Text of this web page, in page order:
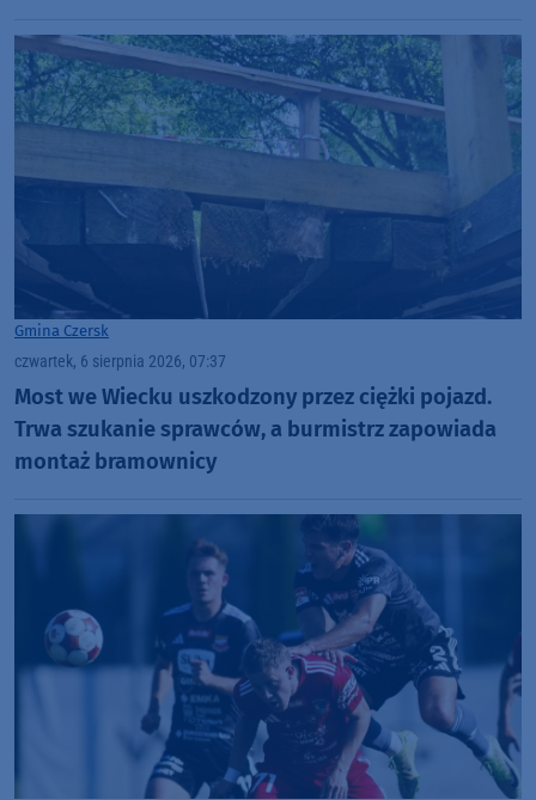
Gmina Czersk
czwartek, 6 sierpnia 2026, 07:37
Most we Wiecku uszkodzony przez ciężki pojazd.
Trwa szukanie sprawców, a burmistrz zapowiada
montaż bramownicy